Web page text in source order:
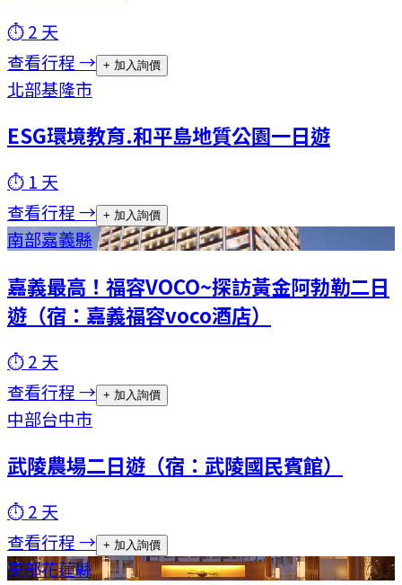
⏱2 天
查看行程 → + 加入詢價
北部基隆市
ESG環境教育.和平島地質公園一日遊
⏱ 1 天
查看行程 → + 加入詢價
南部嘉義縣
嘉義最高！福容VOCO~探訪黃金阿勃勒二日
遊（宿：嘉義福容voco酒店）
⏱2 天
查看行程 → + 加入詢價
中部台中市
武陵農場二日遊（宿：武陵國民賓館）
⏱2 天
查看行程 → + 加入詢價
東部花蓮縣